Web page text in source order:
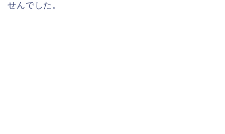
せんでした。